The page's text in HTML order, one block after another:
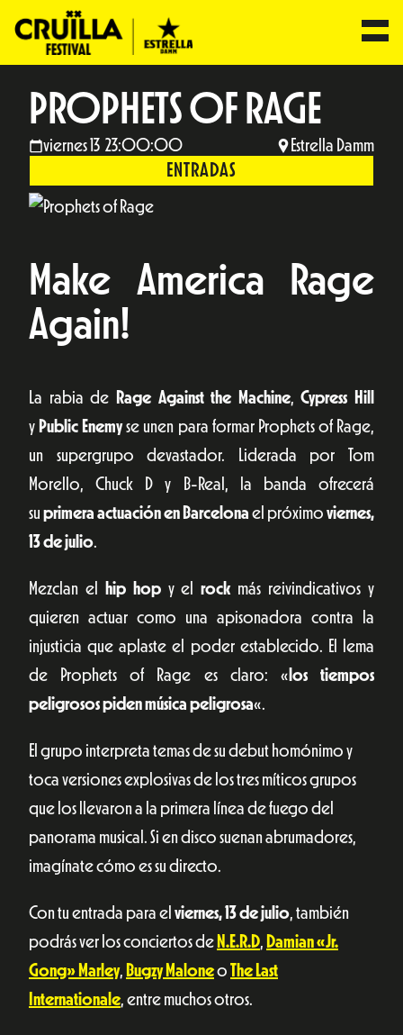
PROPHETS OF RAGE
viernes 13 23:00:00 Estrella Damm
ENTRADAS
Make America Rage
Again!
La rabia de Rage Against the Machine,Cypress Hill
y Public Enemyse unen para formar Prophets of Rage,
un supergrupo devastador. Liderada por Tom
Morello, Chuck D y B-Real, la banda ofrecerá
su primera actuación en Barcelona el próximo viernes,
13 de julio.
Mezclan el hip hop y elrockmás reivindicativos y
quieren actuar como una apisonadora contra la
injusticia que aplaste el poder establecido. El lema
de Prophets of Rage es claro: « los tiempos
peligrosos piden música peligrosa«.
El grupo interpreta temas de su debut homónimo y
toca versiones explosivas de los tres míticos grupos
que los llevaron a la primera línea de fuego del
panorama musical. Si en disco suenan abrumadores,
imagínate cómo es su directo.
Con tu entrada para el viernes, 13 de julio, también
podrás ver los conciertos de N.E.R.D, Damian «Jr.
Gong» Marley, Bugzy Maloneo The Last
Internationale, entre muchos otros.